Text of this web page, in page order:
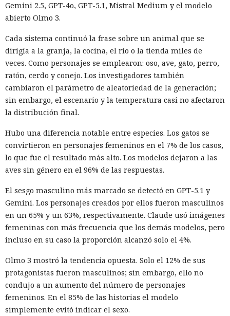
Gemini 2.5, GPT-4o, GPT-5.1, Mistral Medium y el modelo
abierto Olmo 3.
Cada sistema continuó la frase sobre un animal que se
dirigía a la granja, la cocina, el río o la tienda miles de
veces. Como personajes se emplearon: oso, ave, gato, perro,
ratón, cerdo y conejo. Los investigadores también
cambiaron el parámetro de aleatoriedad de la generación;
sin embargo, el escenario y la temperatura casi no afectaron
la distribución final.
Hubo una diferencia notable entre especies. Los gatos se
convirtieron en personajes femeninos en el 7% de los casos,
lo que fue el resultado más alto. Los modelos dejaron a las
aves sin género en el 96% de las respuestas.
El sesgo masculino más marcado se detectó en GPT-5.1 y
Gemini. Los personajes creados por ellos fueron masculinos
en un 65% y un 63%, respectivamente. Claude usó imágenes
femeninas con más frecuencia que los demás modelos, pero
incluso en su caso la proporción alcanzó solo el 4%.
Olmo 3 mostró la tendencia opuesta. Solo el 12% de sus
protagonistas fueron masculinos; sin embargo, ello no
condujo a un aumento del número de personajes
femeninos. En el 85% de las historias el modelo
simplemente evitó indicar el sexo.